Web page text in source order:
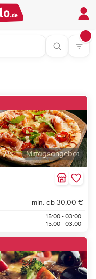
Mittagsangebot
min. ab 30,00 €
15:00 - 03:00
15:00 - 03:00